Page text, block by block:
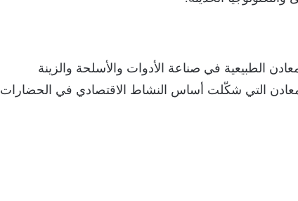
الطبيعية في صناعة الأدوات والأسلحة والزينة
التي شكّلت أساس النشاط الاقتصادي في الحضارات